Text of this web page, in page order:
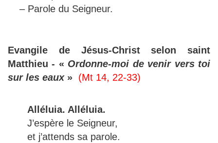
– Parole du Seigneur.
Evangile de Jésus-Christ selon saint
Matthieu - « Ordonne-moi de venir vers toi
sur les eaux » (Mt 14, 22-33)
Alléluia. Alléluia.
J’espère le Seigneur,
et j’attends sa parole.